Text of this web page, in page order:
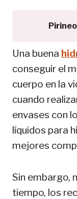
Una buena
conseguir el
cuerpo en la
cuando
envases con
líquidos para
mejores
Sin embargo,
tiempo, los